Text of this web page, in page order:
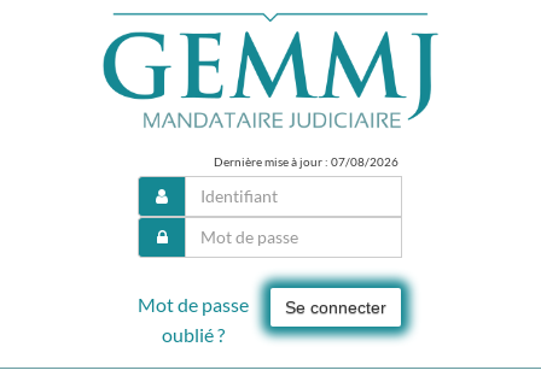
Dernière mise à jour : 07/08/2026
Se connecter
Mot de passe
oublié ?